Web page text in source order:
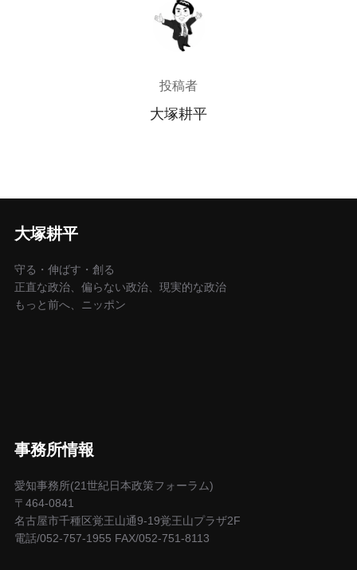
投稿者
投稿者
大塚耕平
大塚耕平
守る・伸ばす・創る
正直な政治、偏らない政治、現実的な政治
もっと前へ、ニッポン
事務所情報
愛知事務所(21世紀日本政策フォーラム)
〒464-0841
名古屋市千種区覚王山通9-19覚王山プラザ2F
電話/052-757-1955 FAX/052-751-8113